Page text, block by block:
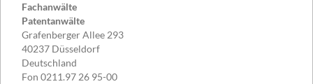
Fachanwälte
Patentanwälte
Grafenberger Allee 293
40237 Düsseldorf
Deutschland
Fon 0211.97 26 95-00